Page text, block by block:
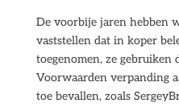
De voorbije jaren hebben
vaststellen dat in koper
toegenomen, ze gebruiken
Voorwaarden verpanding
toe bevallen, zoals